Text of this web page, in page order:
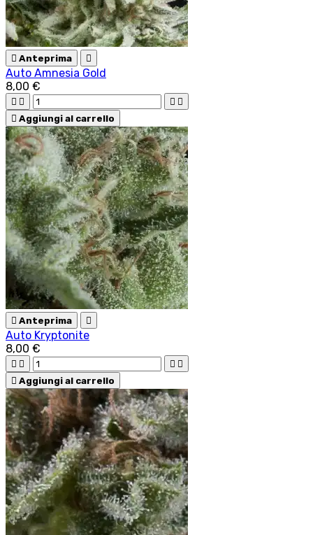
 Anteprima 
Auto Amnesia Gold
8,00 €
   
 Aggiungi al carrello
 Anteprima 
Auto Kryptonite
8,00 €
   
 Aggiungi al carrello